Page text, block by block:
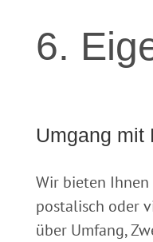
6.
Umgang mit
Wir bieten Ihnen
postalisch oder
über Umfang,